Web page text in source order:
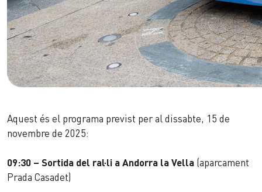
Aquest és el programa previst per al dissabte, 15 de
novembre de 2025:
09:30 – Sortida del ral·li a Andorra la Vella (aparcament
Prada Casadet)